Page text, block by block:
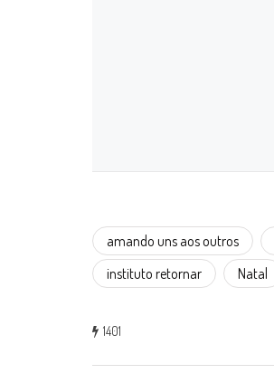
amando uns aos outros
instituto retornar
Natal
1401